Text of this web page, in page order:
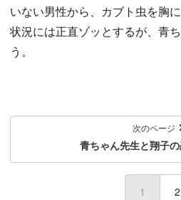
いない男性から、カブト虫を胸
状況には正直ゾッとするが、青
う。
次のページ
青ちゃん先生と翔子
1 (current)
2